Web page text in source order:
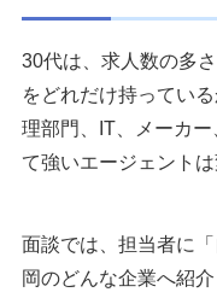
30代は、求人数の多
をどれだけ持ってい
理部門、IT、メーカ
て強いエージェントは
面談では、担当者に
岡のどんな企業へ紹